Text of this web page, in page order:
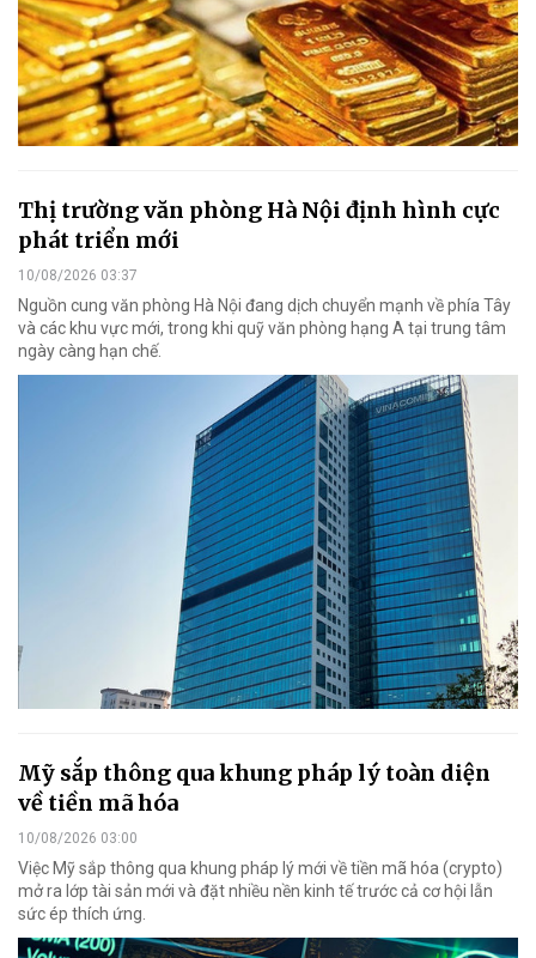
Thị trường văn phòng Hà Nội định hình cực
phát triển mới
10/08/2026 03:37
Nguồn cung văn phòng Hà Nội đang dịch chuyển mạnh về phía Tây
và các khu vực mới, trong khi quỹ văn phòng hạng A tại trung tâm
ngày càng hạn chế.
Mỹ sắp thông qua khung pháp lý toàn diện
về tiền mã hóa
10/08/2026 03:00
Việc Mỹ sắp thông qua khung pháp lý mới về tiền mã hóa (crypto)
mở ra lớp tài sản mới và đặt nhiều nền kinh tế trước cả cơ hội lẫn
sức ép thích ứng.